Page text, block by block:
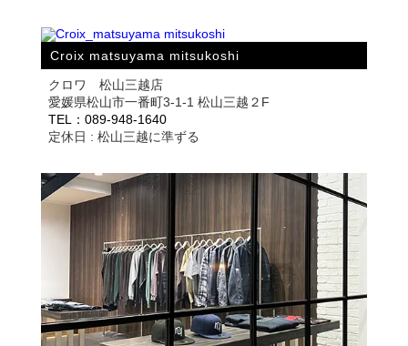
Croix matsuyama mitsukoshi
クロワ 松山三越店
愛媛県松山市一番町3-1-1 松山三越２F
TEL：089-948-1640
定休日 : 松山三越に準ずる